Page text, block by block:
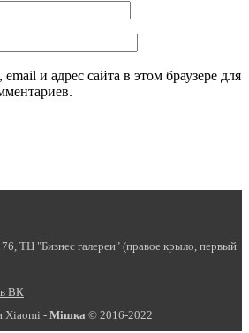
и адрес сайта в этом браузере для
ТЦ "Бизнес галереи" (правое крыло, первый
Xiaomi - Miшка © 2016-2022